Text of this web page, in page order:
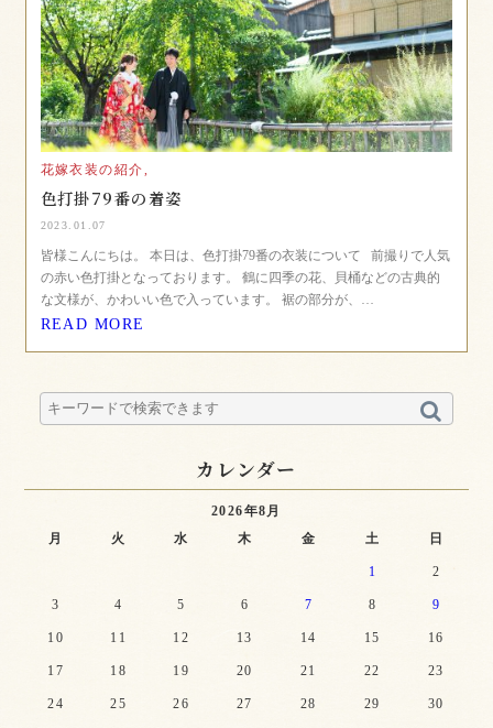
花嫁衣装の紹介,
色打掛79番の着姿
2023.01.07
皆様こんにちは。 本日は、色打掛79番の衣装について 前撮りで人気
の赤い色打掛となっております。 鶴に四季の花、貝桶などの古典的
な文様が、かわいい色で入っています。 裾の部分が、…
READ MORE
カレンダー
2026年8月
月
火 水 木 金 土 日
1 2
3 4 5 6 7 8 9
10 11 12 13 14 15 16
17 18 19 20 21 22 23
24 25 26 27 28 29 30